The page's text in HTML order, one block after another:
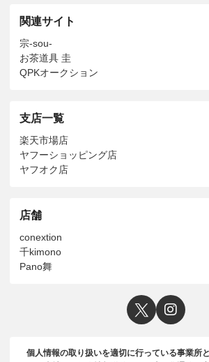
関連サイト
宗-sou-
お茶道具 圭
QPKオークション
支店一覧
楽天市場店
ヤフーショッピング店
ヤフオク店
店舗
conextion
千kimono
Pano舞
個人情報の取り扱いを適切に行っている事業所